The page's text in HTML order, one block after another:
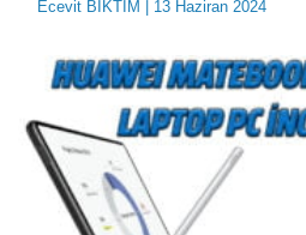
Ecevit BIKTIM | 13 Haziran 2024